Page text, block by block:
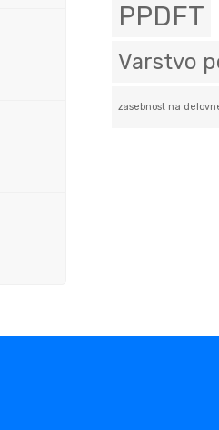
PPDFT
Varstvo
zasebnost na